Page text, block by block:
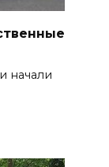
начали